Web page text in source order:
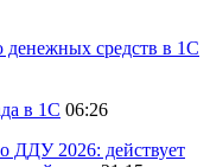
средств в 1С
в 1С 06:26
ДДУ 2026: действует